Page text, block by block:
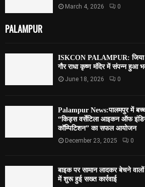
March 4, 2026 0
PALAMPUR
ISKCON PALAMPUR: जिया
गौर राधा कृष्ण मंदिर में संपन्न हुआ
June 18, 2026 0
Palampur News:पालमपुर में
“किड्स वर्सेटिला आइकन ऑफ
कॉम्पिटिशन” का सफल आयोजन
December 23, 2025 0
बाइक पर सामान लादकर बेचने
में शुरू हुई सख्त कार्रवाई